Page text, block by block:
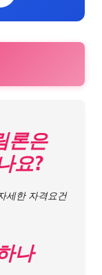
론은
요?
세한 자격요건
나